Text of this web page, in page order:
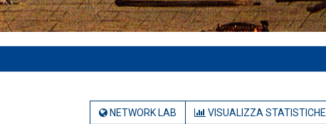
NETWORK LAB VISUALIZZA STATISTICHE